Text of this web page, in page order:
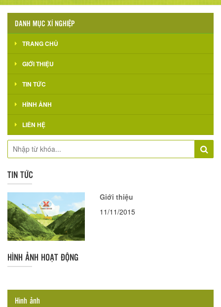
DANH MỤC XÍ NGHIỆP
TRANG CHỦ
GIỚI THIỆU
TIN TỨC
HÌNH ẢNH
LIÊN HỆ
TIN TỨC
Giới thiệu
11/11/2015
HÌNH ẢNH HOẠT ĐỘNG
Hình ảnh